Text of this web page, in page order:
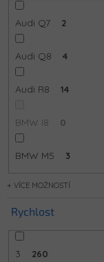
Audi Q7 2
Audi Q8 4
Audi R8 14
BMW I8 0
BMW M5 3
MOŽNOSTÍ
Rychlost
3 260